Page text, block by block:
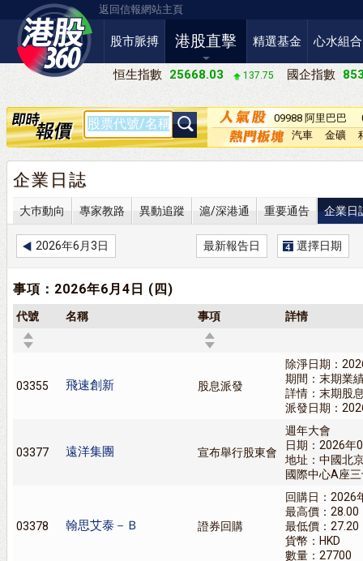
返回信報網站主頁
股市脈搏 港股直擊 精選基金 心水組合
恒生指數 25668.03 137.75 國企指數
09988 阿里巴巴
－Ｗ汽車
金礦
企業日誌
大巿動向 專家教路 異動追蹤 滬/深港通 重要通告 企業日
2026年6月3日 最新報告日 選擇日期
事項：2026年6月4日 (四)
代號 名稱 事項 詳情
03355 飛速創新 股息派發
除淨日期：
期間：末期業
詳情：末期股
派發日期：
03377 遠洋集團 宣布舉行股東會
週年大會
日期：2026年
地址：中國北
國際中心A座
03378 翰思艾泰－Ｂ 證券回購
回購日：2026
最高價：28.00
最低價：27.20
貨幣：HKD
數量：27700